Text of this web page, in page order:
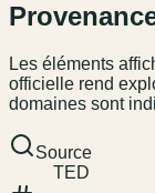
Les éléments
officielle rend
domaines sont
Source
TED